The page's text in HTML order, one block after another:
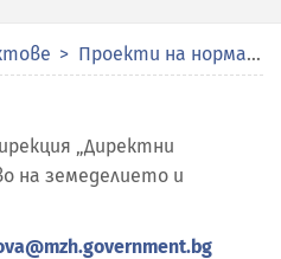
Проекти на нормативни актове
„Директни
на земеделието и